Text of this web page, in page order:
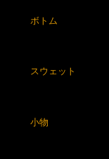
ボトム
スウェット
小物